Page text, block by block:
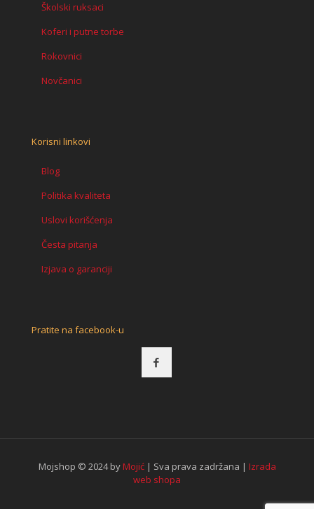
Školski ruksaci
Koferi i putne torbe
Rokovnici
Novčanici
Korisni linkovi
Blog
Politika kvaliteta
Uslovi korišćenja
Česta pitanja
Izjava o garanciji
Pratite na facebook-u
Mojshop © 2024 byMojić| Sva prava zadržana | Izrada
web shopa